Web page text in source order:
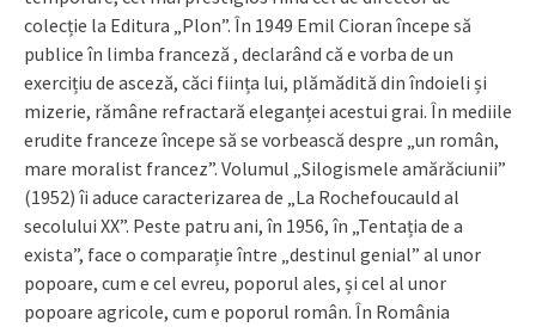
colecție la Editura „Plon”. În 1949 Emil Cioran începe să
publice în limba franceză , declarând că e vorba de un
exercițiu de asceză, căci ființa lui, plămădită din îndoieli și
mizerie, rămâne refractară eleganței acestui grai. În mediile
erudite franceze începe să se vorbească despre „un român,
mare moralist francez”. Volumul „Silogismele amărăciunii”
(1952) îi aduce caracterizarea de „La Rochefoucauld al
secolului XX”. Peste patru ani, în 1956, în „Tentația de a
exista”, face o comparație între „destinul genial” al unor
popoare, cum e cel evreu, poporul ales, și cel al unor
popoare agricole, cum e poporul român. În România